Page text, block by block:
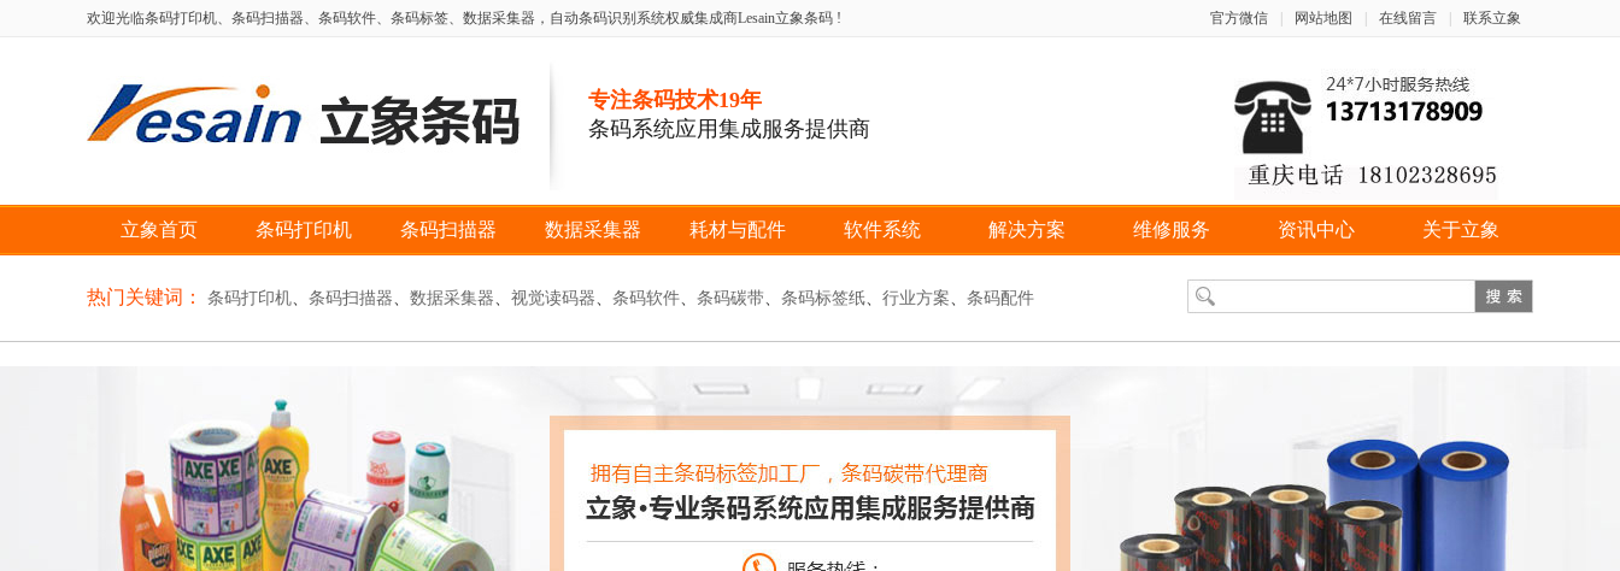
欢迎光临条码打印机、条码扫描器、条码软件、条码标签、数据采集器，自动条码识别系统权威集成商Lesain立象条码 ! 官方微信 网站地图 在线留言 联系立象
专注条码技术19年
条码系统应用集成服务提供商
立象首页 条码打印机 条码扫描器 数据采集器 耗材与配件 软件系统 解决方案 维修服务 资讯中心 关于立象
热门关键词： 条码打印机、 条码扫描器、 数据采集器、 视觉读码器、 条码软件、 条码碳带、 条码标签纸、 行业方案、 条码配件